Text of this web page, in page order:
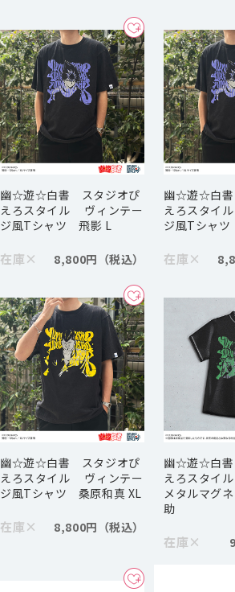
幽☆遊☆白書 スタジオぴ
えろスタイル ヴィンテー
ジ風Tシャツ 飛影 L
在庫× 8,800円
幽☆遊☆白
えろスタイ
ジ風Tシャ
在庫×
幽☆遊☆白書 スタジオぴ
えろスタイル ヴィンテー
ジ風Tシャツ 桑原和真 XL
在庫× 8,800円
幽☆遊☆白
えろスタイ
メタルマグ
助
在庫×